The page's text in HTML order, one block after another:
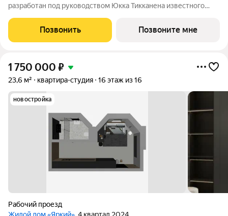
разработан под руководством Юкка Тикканена известного
сочетании современного дизайна и северной эстетики. В
данном проекте Тикканен удачно
Позвонить Позвоните мне
1 750 000 ₽
23,6 м² квартира-студия 16 этаж из 16
новостройка
Рабочий проезд